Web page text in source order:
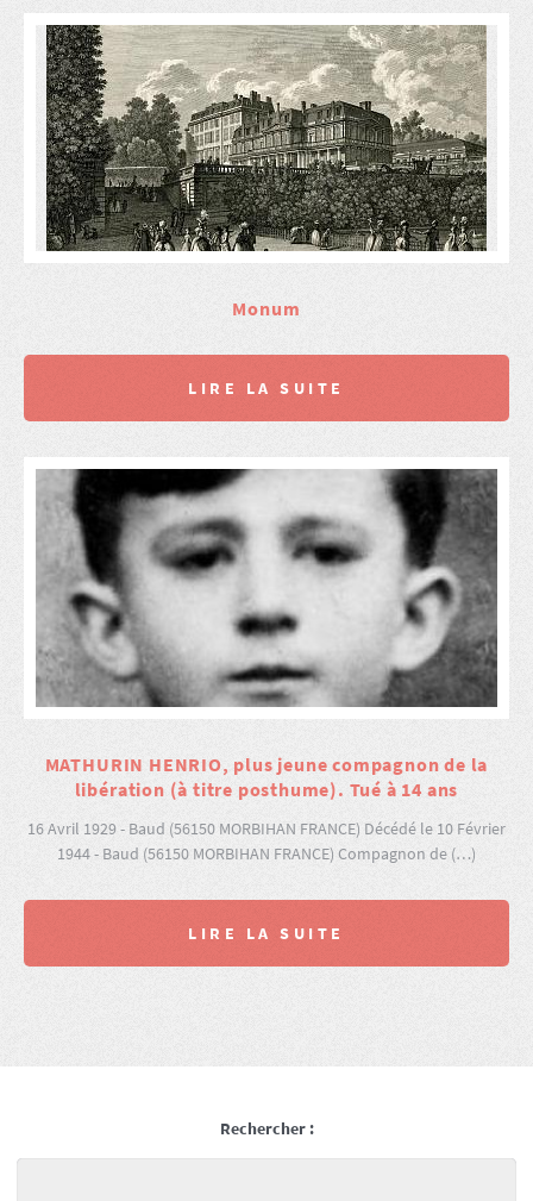
Monum
LIRE LA SUITE
MATHURIN HENRIO, plus jeune compagnon de la
libération (à titre posthume). Tué à 14 ans
16 Avril 1929 - Baud (56150 MORBIHAN FRANCE) Décédé le 10 Février
1944 - Baud (56150 MORBIHAN FRANCE) Compagnon de (…)
LIRE LA SUITE
Rechercher :